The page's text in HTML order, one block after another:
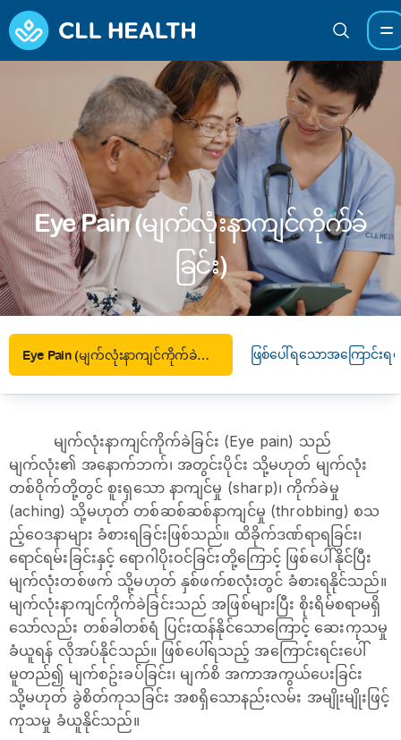
Eye Pain (မျက်လုံးနာကျင်ကိုက်ခဲ
ခြင်း)
Eye Pain (မျက်လုံးနာကျင်ကိုက်ခဲခြင်း) ဖြစ်ပေါ်ရသောအကြောင်းရင်း
မျက်လုံးနာကျင်ကိုက်ခဲခြင်း (Eye pain) သည်
မျက်လုံး၏ အနောက်ဘက်၊ အတွင်းပိုင်း သို့မဟုတ် မျက်လုံး
တစ်ဝိုက်တို့တွင် စူးရှသော နာကျင်မှု (sharp)၊ ကိုက်ခဲမှု
(aching) သို့မဟုတ် တစ်ဆစ်ဆစ်နာကျင်မှု (throbbing) စသ
ည့်ဝေဒနာများ ခံစားရခြင်းဖြစ်သည်။ ထိခိုက်ဒဏ်ရာရခြင်း၊
ရောင်ရမ်းခြင်းနှင့် ရောဂါပိုးဝင်ခြင်းတို့ကြောင့် ဖြစ်ပေါ်နိုင်ပြီး
မျက်လုံးတစ်ဖက် သို့မဟုတ် နှစ်ဖက်စလုံးတွင် ခံစားရနိုင်သည်။
မျက်လုံးနာကျင်ကိုက်ခဲခြင်းသည် အဖြစ်များပြီး စိုးရိမ်စရာမရှိ
သော်လည်း တစ်ခါတစ်ရံ ပြင်းထန်နိုင်သောကြောင့် ဆေးကုသမှု
ခံယူရန် လိုအပ်နိုင်သည်။ ဖြစ်‌ပေါ်ရသည့် အကြောင်းရင်းပေါ်
မူတည်၍ မျက်စဥ်းခပ်ခြင်း၊ မျက်စိ အကာအကွယ်ပေးခြင်း
သို့မဟုတ် ခွဲစိတ်ကုသခြင်း အစရှိသောနည်းလမ်း အမျိုးမျိုးဖြင့်
ကုသမှု ခံယူနိုင်သည်။